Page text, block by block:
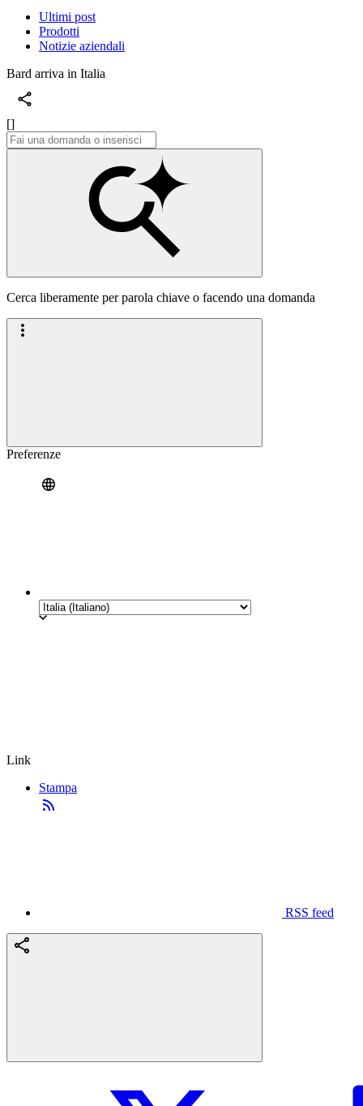
Ultimi post
Prodotti
Notizie aziendali
Bard arriva in Italia
[]
Cerca liberamente per parola chiave o facendo una domanda
Preferenze
Link
Stampa
RSS feed